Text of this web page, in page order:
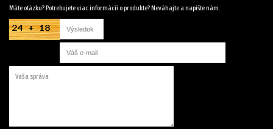
Máte otázku? Potrebujete viac informácií o produkte? Neváhajte a napíšte nám.